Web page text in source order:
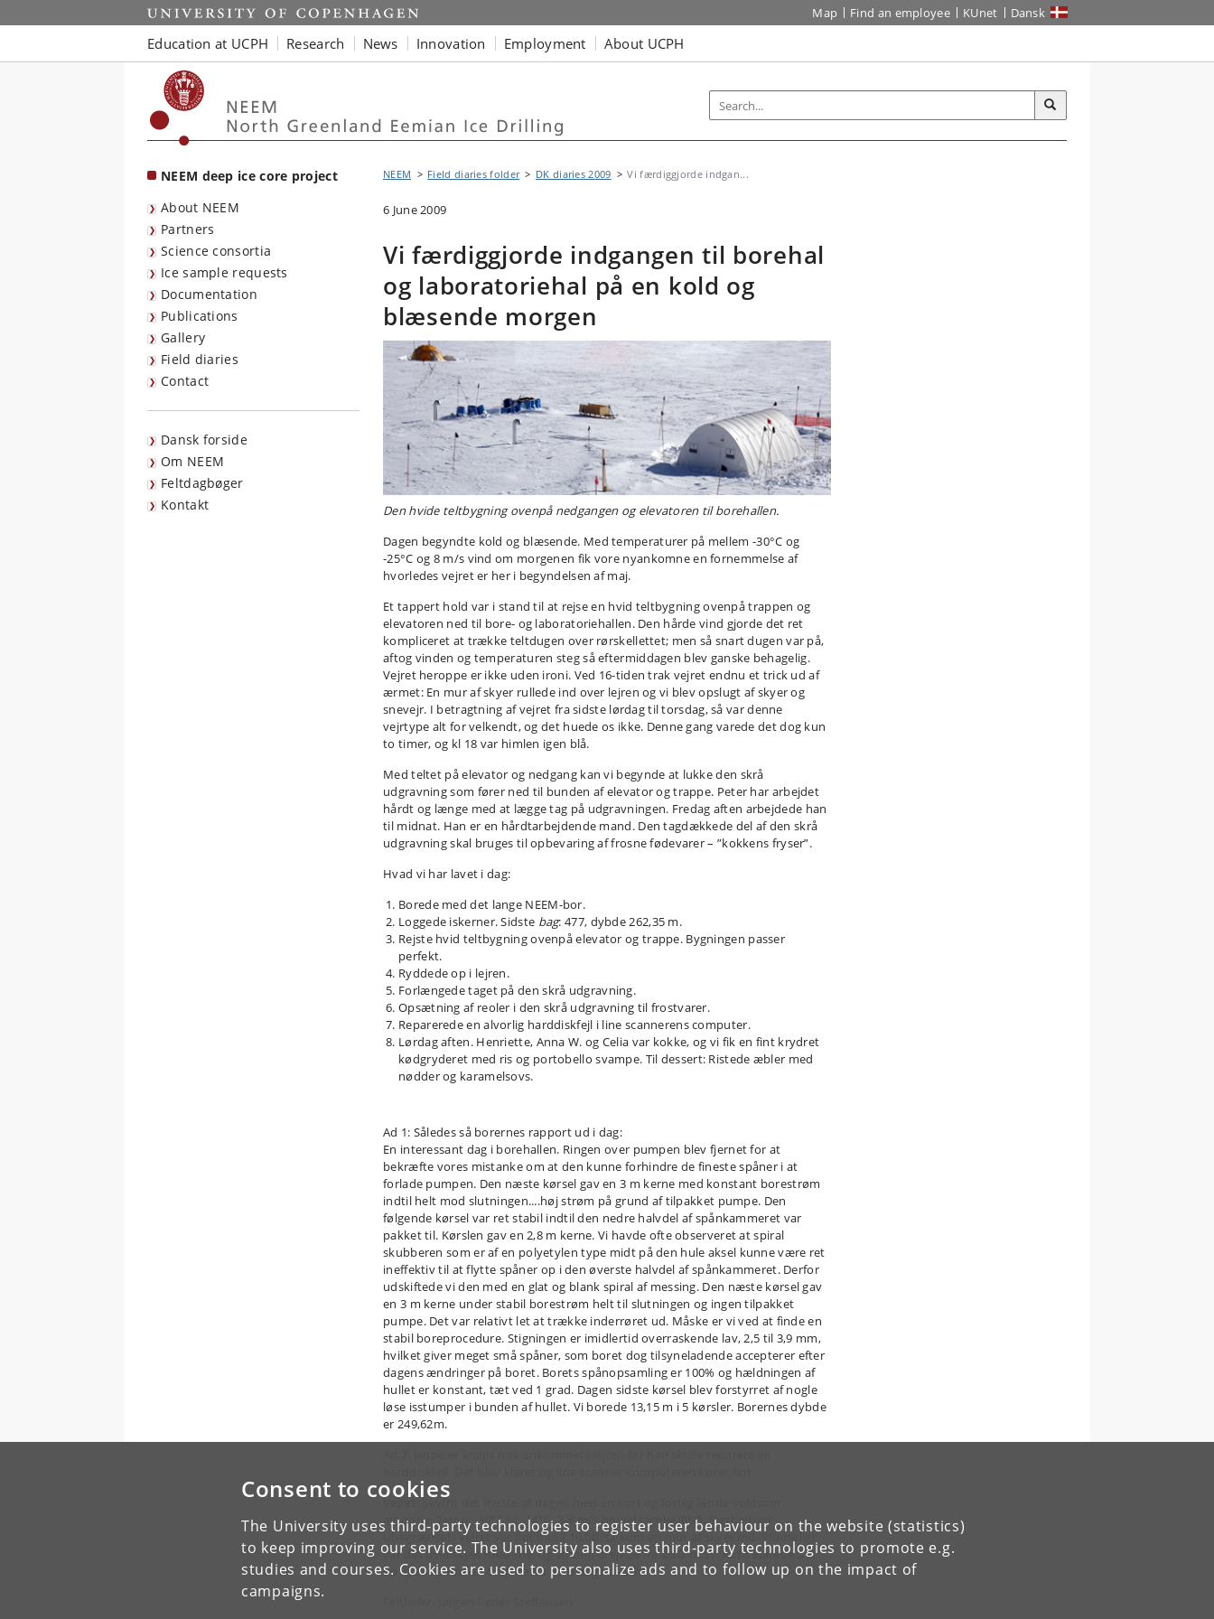
Consent to cookies
The University uses third-party technologies to register user behaviour on the website (statistics)
to keep improving our service. The University also uses third-party technologies to promote e.g.
studies and courses. Cookies are used to personalize ads and to follow up on the impact of
campaigns.
Start Map Find an employee KUnet Dansk
Education at UCPH Research News Innovation Employment About UCPH
NEEM deep ice core project
About NEEM
Partners
Science consortia
Ice sample requests
Documentation
Publications
Gallery
Field diaries
Contact
Dansk forside
Om NEEM
Feltdagbøger
Kontakt
NEEM Field diaries folder DK diaries 2009 Vi færdiggjorde indgan...
6 June 2009
Vi færdiggjorde indgangen til borehal
og laboratoriehal på en kold og
blæsende morgen
Den hvide teltbygning ovenpå nedgangen og elevatoren til borehallen.
Dagen begyndte kold og blæsende. Med temperaturer på mellem -30°C og
-25°C og 8 m/s vind om morgenen fik vore nyankomne en fornemmelse af
hvorledes vejret er her i begyndelsen af maj.
Et tappert hold var i stand til at rejse en hvid teltbygning ovenpå trappen og
elevatoren ned til bore- og laboratoriehallen. Den hårde vind gjorde det ret
kompliceret at trække teltdugen over rørskellettet; men så snart dugen var på,
aftog vinden og temperaturen steg så eftermiddagen blev ganske behagelig.
Vejret heroppe er ikke uden ironi. Ved 16-tiden trak vejret endnu et trick ud af
ærmet: En mur af skyer rullede ind over lejren og vi blev opslugt af skyer og
snevejr. I betragtning af vejret fra sidste lørdag til torsdag, så var denne
vejrtype alt for velkendt, og det huede os ikke. Denne gang varede det dog kun
to timer, og kl 18 var himlen igen blå.
Med teltet på elevator og nedgang kan vi begynde at lukke den skrå
udgravning som fører ned til bunden af elevator og trappe. Peter har arbejdet
hårdt og længe med at lægge tag på udgravningen. Fredag aften arbejdede han
til midnat. Han er en hårdtarbejdende mand. Den tagdækkede del af den skrå
udgravning skal bruges til opbevaring af frosne fødevarer – ”kokkens fryser”.
Hvad vi har lavet i dag:
Borede med det lange NEEM-bor.
Loggede iskerner. Sidste bag: 477, dybde 262,35 m.
Rejste hvid teltbygning ovenpå elevator og trappe. Bygningen passer
perfekt.
Ryddede op i lejren.
Forlængede taget på den skrå udgravning.
Opsætning af reoler i den skrå udgravning til frostvarer.
Reparerede en alvorlig harddiskfejl i line scannerens computer.
Lørdag aften. Henriette, Anna W. og Celia var kokke, og vi fik en fint krydret
kødgryderet med ris og portobello svampe. Til dessert: Ristede æbler med
nødder og karamelsovs.
Ad 1: Således så borernes rapport ud i dag:
En interessant dag i borehallen. Ringen over pumpen blev fjernet for at
bekræfte vores mistanke om at den kunne forhindre de fineste spåner i at
forlade pumpen. Den næste kørsel gav en 3 m kerne med konstant borestrøm
indtil helt mod slutningen....høj strøm på grund af tilpakket pumpe. Den
følgende kørsel var ret stabil indtil den nedre halvdel af spånkammeret var
pakket til. Kørslen gav en 2,8 m kerne. Vi havde ofte observeret at spiral
skubberen som er af en polyetylen type midt på den hule aksel kunne være ret
ineffektiv til at flytte spåner op i den øverste halvdel af spånkammeret. Derfor
udskiftede vi den med en glat og blank spiral af messing. Den næste kørsel gav
en 3 m kerne under stabil borestrøm helt til slutningen og ingen tilpakket
pumpe. Det var relativt let at trække inderrøret ud. Måske er vi ved at finde en
stabil boreprocedure. Stigningen er imidlertid overraskende lav, 2,5 til 3,9 mm,
hvilket giver meget små spåner, som boret dog tilsyneladende accepterer efter
dagens ændringer på boret. Borets spånopsamling er 100% og hældningen af
hullet er konstant, tæt ved 1 grad. Dagen sidste kørsel blev forstyrret af nogle
løse isstumper i bunden af hullet. Vi borede 13,15 m i 5 kørsler. Borernes dybde
er 249,62m.
ændring. Temp. -30°C til -14°C, 3-8 m/s hovedsagelig ØSØ. Sigtbarhed:
Ubegrænset. Vejret var fint indtil 16.00, så kom en mur af skyer ind. Pludseligt
var det overskyet med sne, og vinden drejede fra ØSØ til SV. Kl.18 klarede det
op igen og vinden drejede fra SV tilbage til ØSØ.